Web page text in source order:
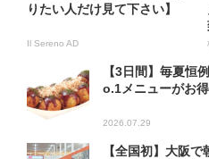
りたい人だけ見て下さい】
Il Sereno AD
【3日間】毎夏恒
o.1メニューがお
2026.07.29
【全国初】大阪